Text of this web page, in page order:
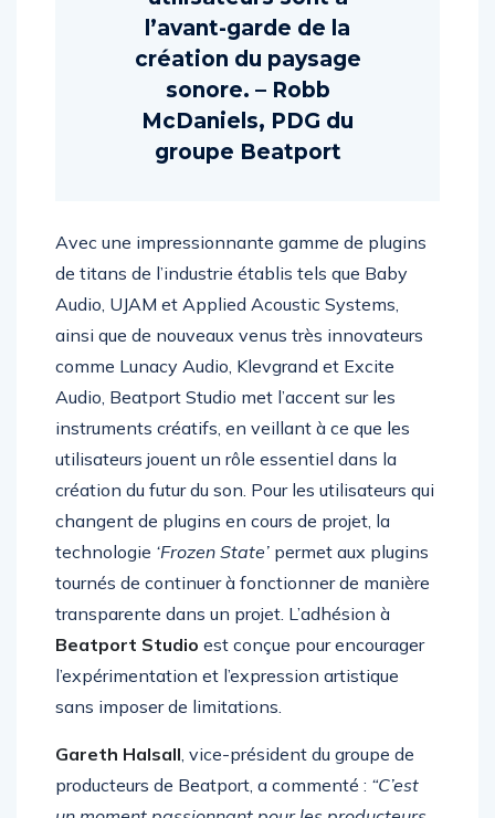
utilisateurs sont à
l’avant-garde de la
création du paysage
sonore. – Robb
McDaniels, PDG du
Avec une impressionnante gamme de plugins
de titans de l’industrie établis tels que Baby
Audio, UJAM et Applied Acoustic Systems,
ainsi que de nouveaux venus très innovateurs
comme Lunacy Audio, Klevgrand et Excite
Audio, Beatport Studio met l’accent sur les
instruments créatifs, en veillant à ce que les
utilisateurs jouent un rôle essentiel dans la
création du futur du son. Pour les utilisateurs qui
changent de plugins en cours de projet, la
technologie‘Frozen State’permet aux plugins
tournés de continuer à fonctionner de manière
transparente dans un projet. L’adhésion à
Beatport Studio est conçue pour encourager
l’expérimentation et l’expression artistique
Gareth Halsall, vice-président du groupe de
producteurs de Beatport, a commenté : “C’est